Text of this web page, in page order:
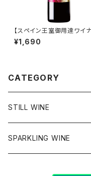
【スペイン王室御用達ワイ
ー】リスカル テンプラニー
¥1,690
CATEGORY
STILL WINE
チリ
SPARKLING WINE